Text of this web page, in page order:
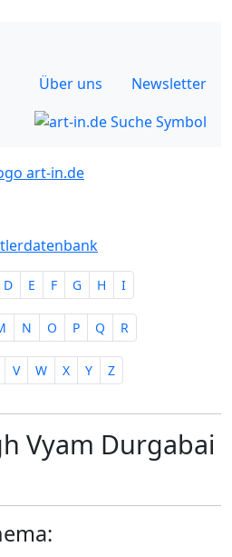
Über uns Newsletter
D E F G H I
N O P Q R
V W X Y Z
Vyam Durgabai